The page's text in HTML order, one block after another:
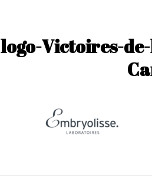
logo-Victoires-